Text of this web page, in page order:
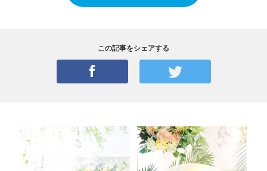
この記事をシェアする